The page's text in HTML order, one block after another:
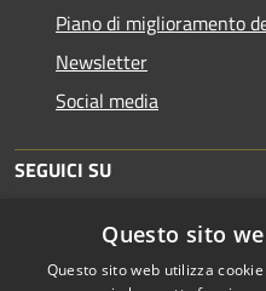
Piano di miglioramento
Newsletter
Social media
SEGUICI SU
Questo sito
Questo sito web utilizza